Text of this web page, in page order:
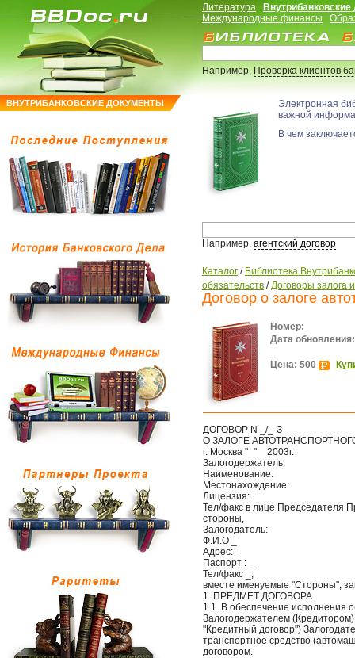
ВНУТРИБАНКОВСКИЕ ДОКУМЕНТЫ
Литература
Международные финансы
Например,Проверка клиентов
Электронная
важной
В чем
Например, агентский договор
Каталог / Библиотека
обязательств /Договоры залога
Договор о залоге
Номер:
Дата обновления:
Цена: 500
ДОГОВОР N _/_-З
О ЗАЛОГЕ
г. Москва "_" _ 2003г.
Залогодержатель:
Наименование:
Местонахождение:
Лицензия:
Тел/факс в лице Председателя
стороны,
Залогодатель:
Ф.И.О _
Адрес:_
Паспорт : _
Тел/факс _,
вместе именуемые "Стороны",
1. ПРЕДМЕТ ДОГОВОРА
1.1. В обеспечение исполнения
Залогодержателем
"Кредитный договор")
транспортное средство
договором.